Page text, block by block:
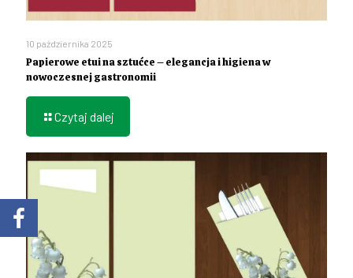
10 października 2025
Papierowe etui na sztućce – elegancja i higiena w
nowoczesnej gastronomii
Czytaj dalej